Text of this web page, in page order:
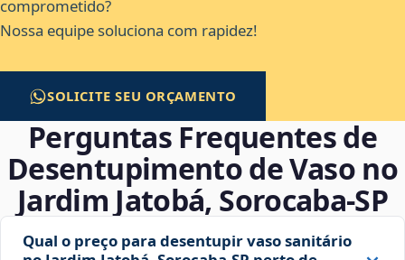
comprometido?
Nossa equipe soluciona com rapidez!
SOLICITE SEU ORÇAMENTO
Perguntas Frequentes de
Desentupimento de Vaso no
Jardim Jatobá, Sorocaba‑SP
Qual o preço para desentupir vaso sanitário